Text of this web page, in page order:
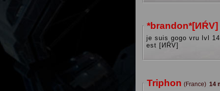
*brandon*[ИŔV]
je suis gogo vru lvl 14 bientot 15 1 iris 6 flax
est [ИŔV]
Triphon (France) 14